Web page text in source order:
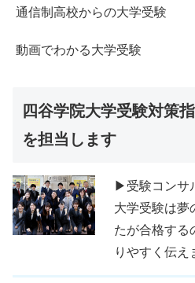
通信制高校からの大学受験
動画でわかる大学受験
四谷学院大学受験対策
を担当します
▶受験コンサ
大学受験は夢
たが合格する
りやすく伝え